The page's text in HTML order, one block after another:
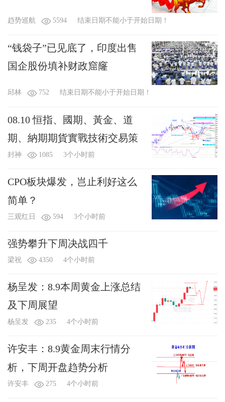
趋势巡航 5594 结束日期不能小于开始日期！
“钱袋子”已见底了，印度出售
国企股份填补财政窟窿
邱林 752 结束日期不能小于开始日期！
08.10 恒指、國期、黃金、道
期、納期期貨實戰技術交易策
封神 1085 3个小时前
CPO板块爆发，岂止利好这么
简单？
三观红日 594 3个小时前
强势攀升下周决战四千
梁祝 4350 4个小时前
杨呈发：8.9本周黄金上涨总结
及下周展望
杨呈发 235 4个小时前
许安丰：8.9黄金周末行情分
析，下周开盘趋势分析
许安丰 275 4个小时前